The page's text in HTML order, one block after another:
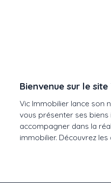
Bienvenue sur le
Vic Immobilier lance son
vous présenter ses
accompagner dans la
immobilier. Découvrez